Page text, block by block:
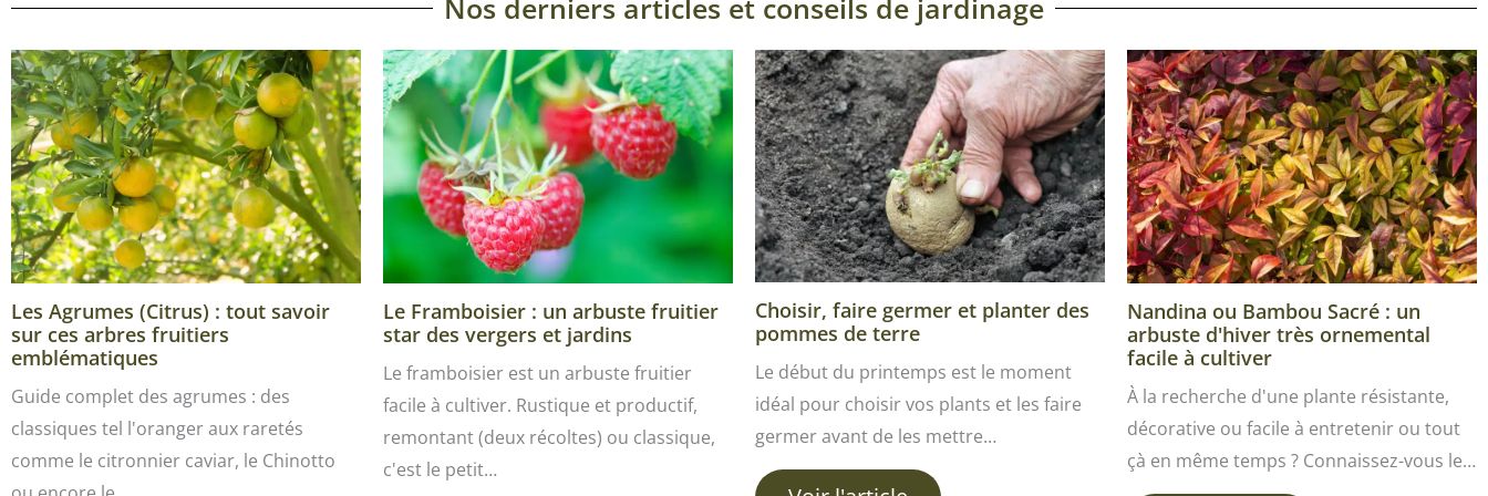
Nos derniers articles et conseils de jardinage
Les Agrumes (Citrus) : tout savoir
sur ces arbres fruitiers
emblématiques
Guide complet des agrumes : des
classiques tel l'oranger aux raretés
comme le citronnier caviar, le Chinotto
Le Framboisier : un arbuste fruitier
star des vergers et jardins
Le framboisier est un arbuste fruitier
facile à cultiver. Rustique et productif,
remontant (deux récoltes) ou classique,
c'est le petit…
Choisir, faire germer et planter des
pommes de terre
Le début du printemps est le moment
idéal pour choisir vos plants et les faire
germer avant de les mettre…
Nandina ou Bambou Sacré : un
arbuste d'hiver très ornemental
facile à cultiver
À la recherche d'une plante résistante,
décorative ou facile à entretenir ou tout
çà en même temps ? Connaissez-vous le…